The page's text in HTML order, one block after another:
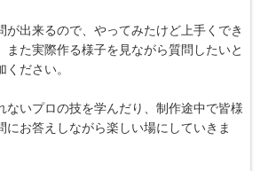
が出来るので、やってみたけど上手くでき
また実際作る様子を見ながら質問したいと
ださい。
ないプロの技を学んだり、制作途中で皆様
にお答えしながら楽しい場にしていきま